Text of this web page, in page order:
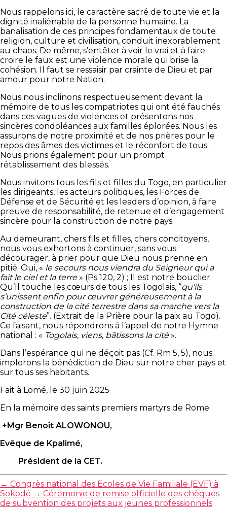
Nous rappelons ici, le caractère sacré de toute vie et la
dignité inaliénable de la personne humaine. La
banalisation de ces principes fondamentaux de toute
religion, culture et civilisation, conduit inexorablement
au chaos. De même, s’entêter à voir le vrai et à faire
croire le faux est une violence morale qui brise la
cohésion. Il faut se ressaisir par crainte de Dieu et par
amour pour notre Nation.
Nous nous inclinons respectueusement devant la
mémoire de tous les compatriotes qui ont été fauchés
dans ces vagues de violences et présentons nos
sincères condoléances aux familles éplorées. Nous les
assurons de notre proximité et de nos prières pour le
repos des âmes des victimes et le réconfort de tous.
Nous prions également pour un prompt
rétablissement des blessés.
Nous invitons tous les fils et filles du Togo, en particulier
les dirigeants, les acteurs politiques, les Forces de
Défense et de Sécurité et les leaders d’opinion, à faire
preuve de responsabilité, de retenue et d’engagement
sincère pour la construction de notre pays.
Au demeurant, chers fils et filles, chers concitoyens,
nous vous exhortons à continuer, sans vous
décourager, à prier pour que Dieu nous prenne en
pitié. Oui, « le secours nous viendra du Seigneur qui a
fait le ciel et la terre» (Ps 120, 2) ; Il est notre bouclier.
Qu’Il touche les cœurs de tous les Togolais, “qu’ils
s’unissent enfin pour œuvrer généreusement à la
construction de la cité terrestre dans sa marche vers la
Cité céleste”. (Extrait de la Prière pour la paix au Togo).
Ce faisant, nous répondrons à l’appel de notre Hymne
national : « Togolais, viens, bâtissons la cité».
Dans l’espérance qui ne déçoit pas (Cf. Rm 5, 5), nous
implorons la bénédiction de Dieu sur notre cher pays et
sur tous ses habitants.
Fait à Lomé, le 30 juin 2025
En la mémoire des saints premiers martyrs de Rome.
+Mgr Benoît ALOWONOU,
Evêque de Kpalimé,
Président de la CET.
← Congrès national des Ecoles de Vie Familiale (EVF) à
Sokodé → Cérémonie de remise officielle des chèques
de subvention des projets aux jeunes professionnels